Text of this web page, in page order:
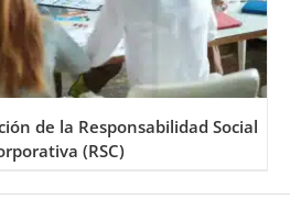
de la Responsabilidad Social
(RSC)